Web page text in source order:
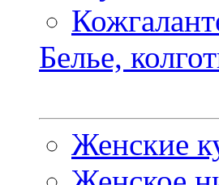
Белье,
Женские